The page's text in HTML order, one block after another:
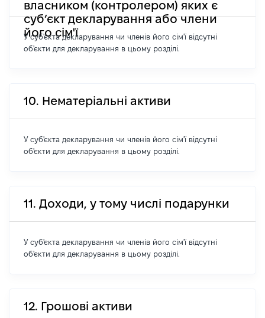
власником (контролером) яких є
суб’єкт декларування або члени
його сім'ї
У суб'єкта декларування чи членів його сім'ї відсутні
об'єкти для декларування в цьому розділі.
10. Нематеріальні активи
У суб'єкта декларування чи членів його сім'ї відсутні
об'єкти для декларування в цьому розділі.
11. Доходи, у тому числі подарунки
У суб'єкта декларування чи членів його сім'ї відсутні
об'єкти для декларування в цьому розділі.
12. Грошові активи